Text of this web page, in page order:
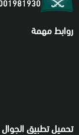
روابط مهمة
تحميل تطبيق الجوال